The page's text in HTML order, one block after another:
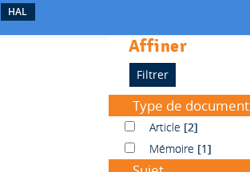
HAL
affiner
Type de document
ArticleArticle [2]
MémoireMémoire [1]